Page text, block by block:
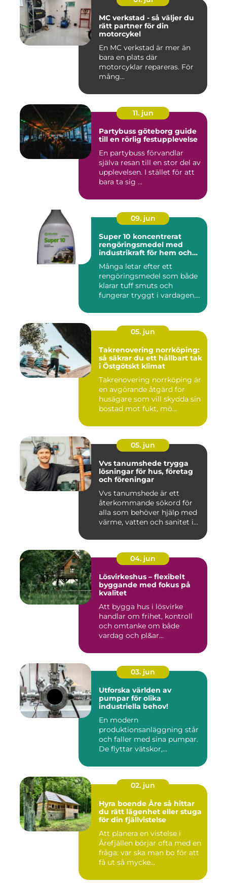
MC verkstad - så väljer du
rätt partner för din
motorcykel
En MC verkstad är mer än
bara en plats där
motorcyklar repareras. För
mång...
11. jun
Partybuss göteborg guide
till en rörlig festupplevelse
En partybuss förvandlar
själva resan till en stor del av
upplevelsen. I stället för att
bara ta sig ...
09. jun
Super 10 koncentrerat
rengöringsmedel med
industrikraft för hem och
Många letar efter ett
rengöringsmedel som både
klarar tuff smuts och
fungerar tryggt i vardagen.
05. jun
Takrenovering norrköping:
så säkrar du ett hållbart tak
i Östgötskt klimat
Takrenovering norrköping är
en avgörande åtgärd för
husägare som vill skydda sin
bostad mot fukt, mö...
05. jun
Vvs tanumshede trygga
lösningar för hus, företag
och föreningar
Vvs tanumshede är ett
återkommande sökord för
alla som behöver hjälp med
värme, vatten och sanitet i...
04. jun
Lösvirkeshus – flexibelt
byggande med fokus på
kvalitet
Att bygga hus i lösvirke
handlar om frihet, kontroll
och omtanke om både
vardag och pl&ar...
03. jun
Utforska världen av
pumpar för olika
industriella behov!
En modern
produktionsanläggning står
och faller med sina pumpar.
De flyttar vätskor,...
02. jun
Hyra boende Åre så hittar
du rätt lägenhet eller stuga
för din fjällvistelse
Att planera en vistelse i
Årefjällen börjar ofta med en
fråga: var ska man bo för att
få ut så mycke...